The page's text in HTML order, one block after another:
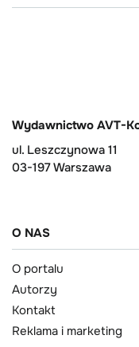
Wydawnictwo AVT-
ul. Leszczynowa 11
03-197 Warszawa
O NAS
O portalu
Autorzy
Kontakt
Reklama i marketing